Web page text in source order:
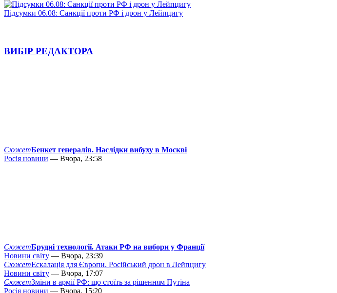
Підсумки 06.08: Санкції проти РФ і дрон у Лейпцигу
ВИБІР РЕДАКТОРА
СюжетБенкет генералів. Наслідки вибуху в Москві
Росія новини — Вчора, 23:58
СюжетБрудні технології. Атаки РФ на вибори у Франції
Новини світу — Вчора, 23:39
СюжетЕскалація для Європи. Російський дрон в Лейпцигу
Новини світу — Вчора, 17:07
СюжетЗміни в армії РФ: що стоїть за рішенням Путіна
Росія новини — Вчора, 15:20